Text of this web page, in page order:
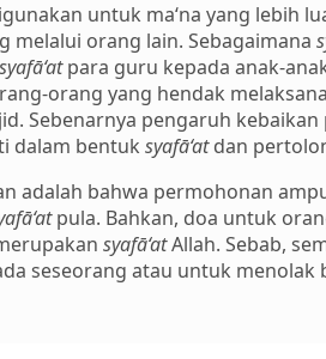
untuk ma‘na yang lebih
melalui orang lain. Sebagaimana
syafā‘atpara guru kepada anak-
orang yang hendak
Sebenarnya pengaruh
dalam bentuk syafā‘atdan
adalah bahwa permohonan
pula. Bahkan, doa untuk
syafā‘atAllah. Sebab,
seseorang atau untuk menolak